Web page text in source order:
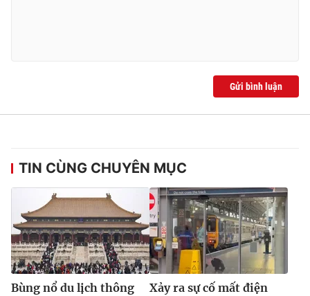
Gửi bình luận
TIN CÙNG CHUYÊN MỤC
Bùng nổ du lịch thông
Xảy ra sự cố mất điện